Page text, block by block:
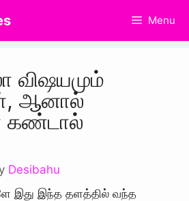
Menu
விஷயமும்
ஆனால்
Desibahu
இது இந்த தளத்தில் வந்த